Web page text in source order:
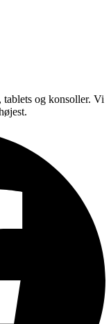
tablets og konsoller. Vi